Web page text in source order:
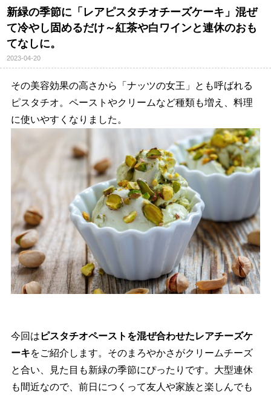
新緑の季節に「レアピスタチオチーズケーキ」混ぜ
て冷やし固めるだけ～紅茶や白ワインと連休のおも
てなしに。
2023-04-20
その美容効果の高さから「ナッツの女王」とも呼ばれる
ピスタチオ。ペーストやクリームなど種類も増え、料理
に使いやすくなりました。
今回は ピスタチオペーストを混ぜ合わせたレアチーズケ
ーキをご紹介します。そのまろやかさがクリームチーズ
と合い、見た目も新緑の季節にぴったりです。大型連休
も間近なので、前日につくって友人や家族と楽しんでも